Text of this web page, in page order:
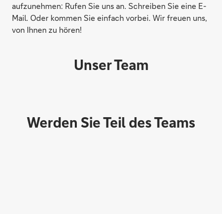
aufzunehmen: Rufen Sie uns an. Schreiben Sie eine E-
Mail. Oder kommen Sie einfach vorbei. Wir freuen uns,
von Ihnen zu hören!
Unser Team
Werden Sie Teil des Teams